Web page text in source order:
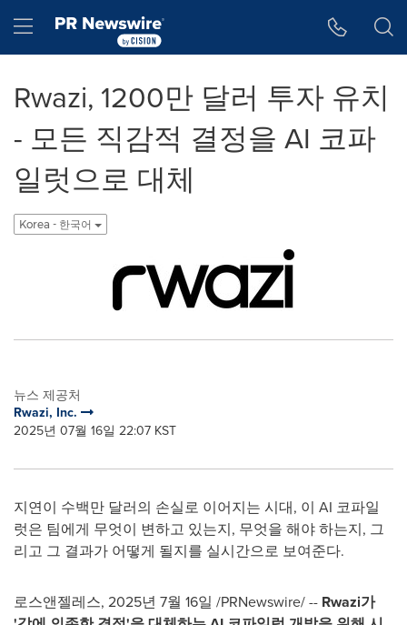
Hamburger menu
Rwazi, 1200만 달러 투자 유치
- 모든 직감적 결정을 AI 코파
일럿으로 대체
Korea - 한국어
뉴스 제공처
Rwazi, Inc.
2025년 07월 16일 22:07 KST
지연이 수백만 달러의 손실로 이어지는 시대, 이 AI 코파일
럿은 팀에게 무엇이 변하고 있는지, 무엇을 해야 하는지, 그
리고 그 결과가 어떻게 될지를 실시간으로 보여준다.
로스앤젤레스, 2025년 7월 16일 /PRNewswire/ -- Rwazi가